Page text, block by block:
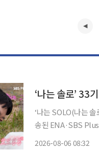
‘나는 솔로’ 33
‘나는 SOLO(나는 솔
송된 ENA·SBS Plus
2026-08-06 08:32